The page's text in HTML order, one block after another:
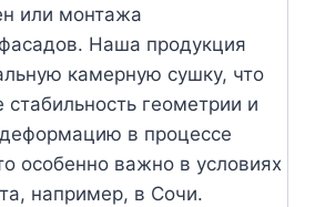
или монтажа
Наша продукция
камерную сушку, что
стабильность геометрии и
в процессе
особенно важно в условиях
например, в Сочи.